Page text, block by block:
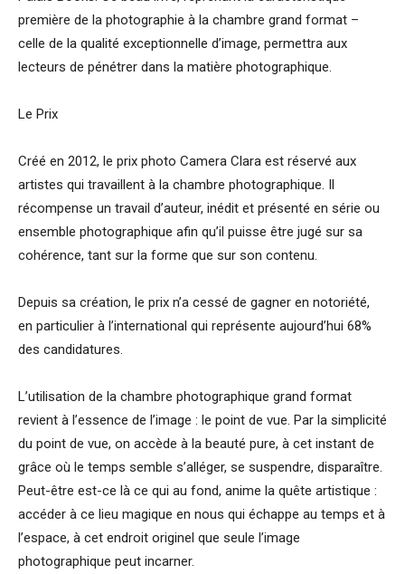
première de la photographie à la chambre grand format –
celle de la qualité exceptionnelle d’image, permettra aux
lecteurs de pénétrer dans la matière photographique.
Le Prix
Créé en 2012, le prix photo Camera Clara est réservé aux
artistes qui travaillent à la chambre photographique. Il
récompense un travail d’auteur, inédit et présenté en série ou
ensemble photographique afin qu’il puisse être jugé sur sa
cohérence, tant sur la forme que sur son contenu.
Depuis sa création, le prix n’a cessé de gagner en notoriété,
en particulier à l’international qui représente aujourd’hui 68%
des candidatures.
L’utilisation de la chambre photographique grand format
revient à l’essence de l’image : le point de vue. Par la simplicité
du point de vue, on accède à la beauté pure, à cet instant de
grâce où le temps semble s’alléger, se suspendre, disparaître.
Peut-être est-ce là ce qui au fond, anime la quête artistique :
accéder à ce lieu magique en nous qui échappe au temps et à
l’espace, à cet endroit originel que seule l’image
photographique peut incarner.